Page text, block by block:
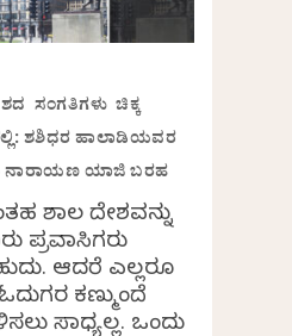
ಸಂಗತಿಗಳು ಚಿಕ್ಕ
ಶಶಿಧರ ಹಾಲಾಡಿಯವರ
ನಾರಾಯಣ ಯಾಜಿ ಬರಹ
ವಿಶಾಲ ದೇಶವನ್ನು
ಪ್ರವಾಸಿಗರು
ಆದರೆ ಎಲ್ಲರೂ
ಕಣ್ಮುಂದೆ
ಸಾಧ್ಯವಿಲ್ಲ. ಒಂದು